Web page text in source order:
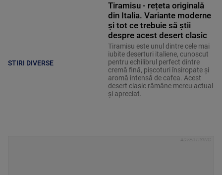
STIRI DIVERSE
Tiramisu - rețeta originală
din Italia. Variante moderne
și tot ce trebuie să știi
despre acest desert clasic
Tiramisu este unul dintre cele mai
iubite deserturi italiene, cunoscut
pentru echilibrul perfect dintre
cremă fină, pișcoturi însiropate și
aromă intensă de cafea. Acest
desert clasic rămâne mereu actual
și apreciat.